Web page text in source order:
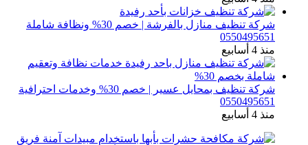
شركة تنظيف منازل بالفرشة | خصم 30% ونظافة شاملة
0550495651
منذ 4 أسابيع
شركة تنظيف بمحايل عسير | خصم 30% وخدمات احترافية
0550495651
منذ 4 أسابيع